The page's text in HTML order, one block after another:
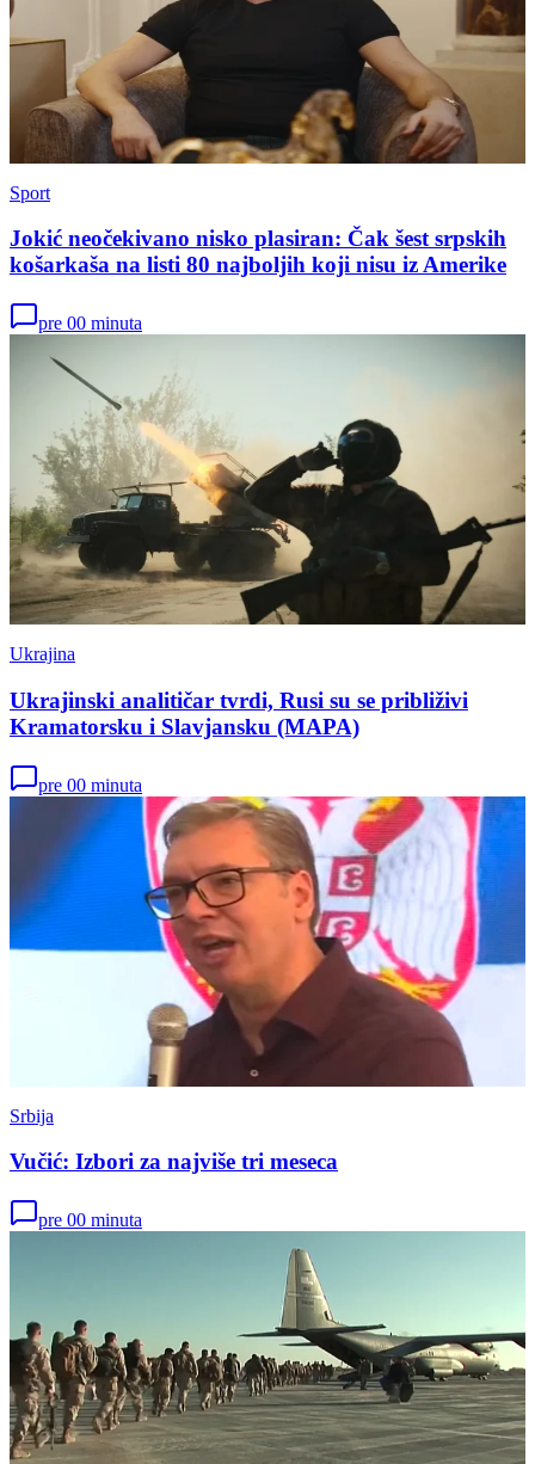
Sport
Jokić neočekivano nisko plasiran: Čak šest srpskih
košarkaša na listi 80 najboljih koji nisu iz Amerike
pre 00 minuta
Ukrajina
Ukrajinski analitičar tvrdi, Rusi su se približivi
Kramatorsku i Slavjansku (MAPA)
pre 00 minuta
Srbija
Vučić: Izbori za najviše tri meseca
pre 00 minuta